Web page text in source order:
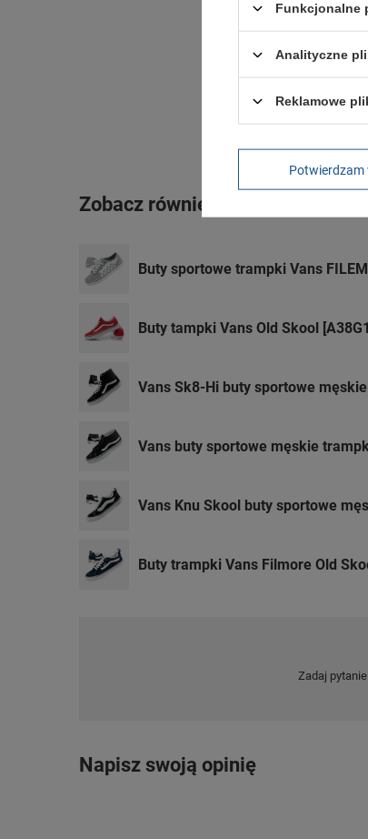
Zobacz również
Buty sportowe trampki Vans
Buty tampki Vans Old Skool
Vans Sk8-Hi buty sportowe
Vans buty sportowe męskie
Vans Knu Skool buty sportowe
Buty trampki Vans Filmore Old
Zadaj
Napisz swoją opinię
Funkcjonalne
Analityczne
Reklamowe
Potwierdzam